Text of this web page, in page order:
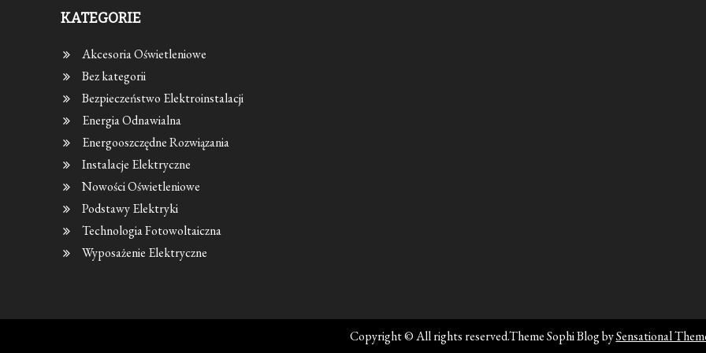
KATEGORIE
Akcesoria Oświetleniowe
Bez kategorii
Bezpieczeństwo Elektroinstalacji
Energia Odnawialna
Energooszczędne Rozwiązania
Instalacje Elektryczne
Nowości Oświetleniowe
Podstawy Elektryki
Technologia Fotowoltaiczna
Wyposażenie Elektryczne
Copyright © All rights reserved.Theme Sophi Blog bySensational